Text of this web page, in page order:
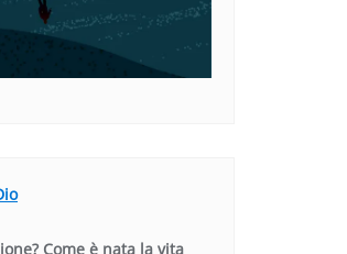
Come è nata la vita